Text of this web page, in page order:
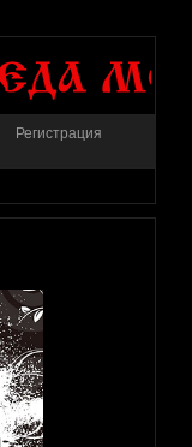
Регистрация